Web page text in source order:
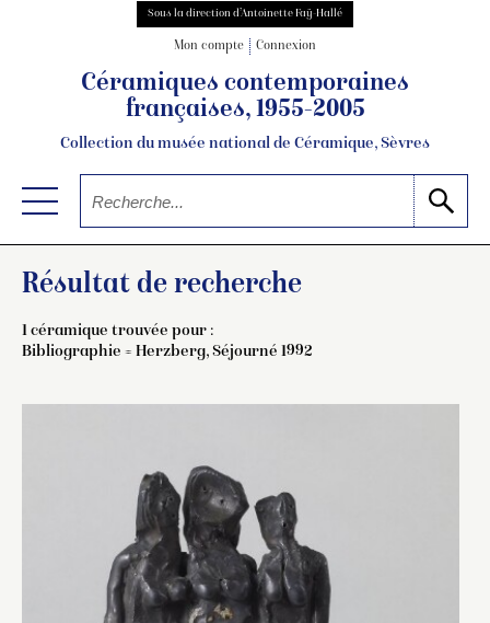
Sous la direction d’Antoinette Faÿ-Hallé
Mon compte Connexion
Céramiques contemporaines
françaises, 1955-2005
Collection du musée national de Céramique, Sèvres
Résultat de recherche
1 céramique trouvée pour :
Bibliographie = Herzberg, Séjourné 1992